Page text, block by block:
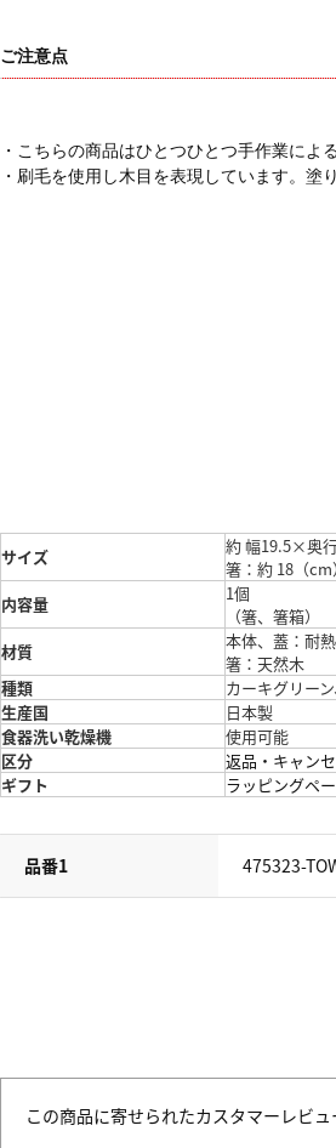
ご注意点
・こちらの商品はひとつひとつ手作業によ
・刷毛を使用し木目を表現しています。塗
サイズ
約 幅19.5×奥
箸：約 18（cm）
内容量
1個
（箸、箸箱）
材質
本体、蓋：耐
箸：天然木
種類
カーキグリー
生産国
日本製
食器洗い乾燥機
使用可能
区分
返品・キャン
ギフト
ラッピングペ
品番1 475323-
この商品に寄せられたカスタマーレビュ